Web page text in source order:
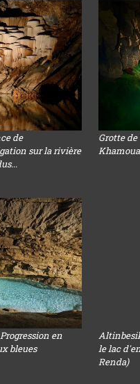
de
sur la rivière
Grotte
en
bleues
le lac
Renda)